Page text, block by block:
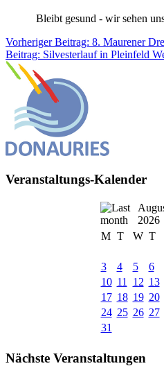
Bleibt gesund - wir sehen
Vorheriger Beitrag: 8. Maurener
Beitrag: Silvesterlauf in Pleinfeld
Veranstaltungs-Kalender
2026
M T W T
3
4 5 6
10 11 12 13
17 18 19 20
24 25 26 27
31
Nächste Veranstaltungen